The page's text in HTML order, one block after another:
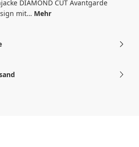
DIAMOND CUT Avantgarde
mit… Mehr